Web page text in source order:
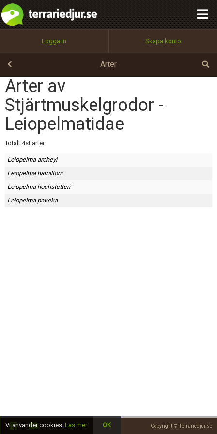
Logga in Skapa konto
Arter
Arter av
Stjärtmuskelgrodor -
Leiopelmatidae
Totalt 4st arter
Leiopelma archeyi
Leiopelma hamiltoni
Leiopelma hochstetteri
Leiopelma pakeka
Copyright © Terrariedjur.se
Utför
100%
OK
integritetspolicy
Namn:
Epost:
Användarnamn:
Lösenord:
Begär nytt lösenord
Tillbaka till förstasidan
Vi använder cookies. Läs mer OK